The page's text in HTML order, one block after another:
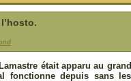
était apparu au
fonctionne depuis sans